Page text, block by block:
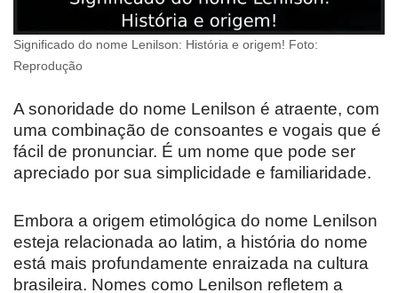
Significado do nome Lenilson: História e origem! Foto:
Reprodução
A sonoridade do nome Lenilson é atraente, com
uma combinação de consoantes e vogais que é
fácil de pronunciar. É um nome que pode ser
apreciado por sua simplicidade e familiaridade.
Embora a origem etimológica do nome Lenilson
esteja relacionada ao latim, a história do nome
está mais profundamente enraizada na cultura
brasileira. Nomes como Lenilson refletem a